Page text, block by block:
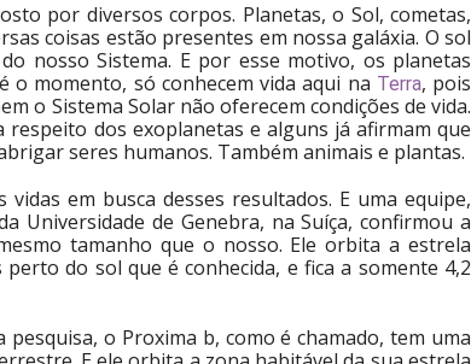
por diversos corpos. Planetas, o Sol, cometas,
coisas estão presentes em nossa galáxia. O sol
nosso Sistema. E por esse motivo, os planetas
o momento, só conhecem vida aqui na Terra, pois
o Sistema Solar não oferecem condições de vida.
dos exoplanetas e alguns já afirmam que
seres humanos. Também animais e plantas.
vidas em busca desses resultados. E uma equipe,
Universidade de Genebra, na Suíça, confirmou a
tamanho que o nosso. Ele orbita a estrela
do sol que é conhecida, e fica a somente 4,2
o Proxima b, como é chamado, tem uma